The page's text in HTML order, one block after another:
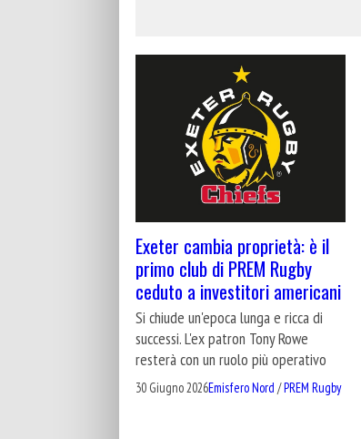
Exeter cambia proprietà: è il
primo club di PREM Rugby
ceduto a investitori americani
Si chiude un'epoca lunga e ricca di
successi. L'ex patron Tony Rowe
resterà con un ruolo più operativo
30 Giugno 2026Emisfero Nord /PREM Rugby